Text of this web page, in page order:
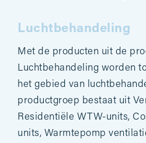
Luchtbehandeling
Met de producten uit de
Luchtbehandeling worden
het gebied van
productgroep bestaat uit
Residentiële WTW-units,
units, Warmtepomp